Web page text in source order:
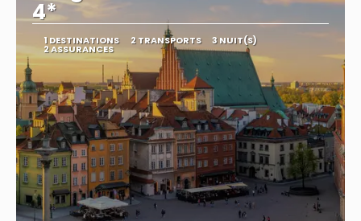
4*
1 DESTINATIONS 2 TRANSPORTS 3 NUIT(S)
2 ASSURANCES